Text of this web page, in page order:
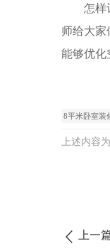
怎样
师给大
能够优化
8平米卧室装
上述内容
上一